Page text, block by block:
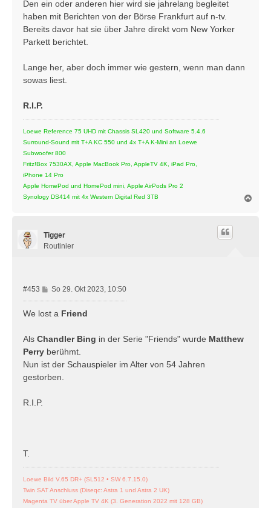
a
g
Den ein oder anderen hier wird sie jahrelang begleitet
haben mit Berichten von der Börse Frankfurt auf n-tv.
Bereits davor hat sie über Jahre direkt vom New Yorker
Parkett berichtet.
Lange her, aber doch immer wie gestern, wenn man dann
sowas liest.
R.I.P.
Loewe Reference 75 UHD mit Chassis SL420 und Software 5.4.6
Surround-Sound mit T+A KC 550 und 4x T+A K-Mini an Loewe
Subwoofer 800
Fritz!Box 7530AX, Apple MacBook Pro, AppleTV 4K, iPad Pro,
iPhone 14 Pro
Apple HomePod und HomePod mini, Apple AirPods Pro 2
Synology DS414 mit 4x Western Digital Red 3TB
Tigger
Routinier
#453
B
e
i
a
g
So 29. Okt 2023, 10:50
We lost a Friend
Als Chandler Bing in der Serie "Friends" wurde Matthew
Perry berühmt.
Nun ist der Schauspieler im Alter von 54 Jahren
gestorben.
R.I.P.
T.
Loewe Bild V.65 DR+ (SL512 • SW 6.7.15.0)
Twin SAT Anschluss (Diseqc: Astra 1 und Astra 2 UK)
Magenta TV über Apple TV 4K (3. Generation 2022 mit 128 GB)